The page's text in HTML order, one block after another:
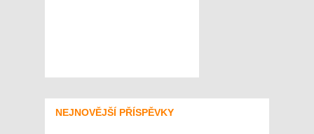
NEJNOVĚJŠÍ PŘÍSPĚVKY